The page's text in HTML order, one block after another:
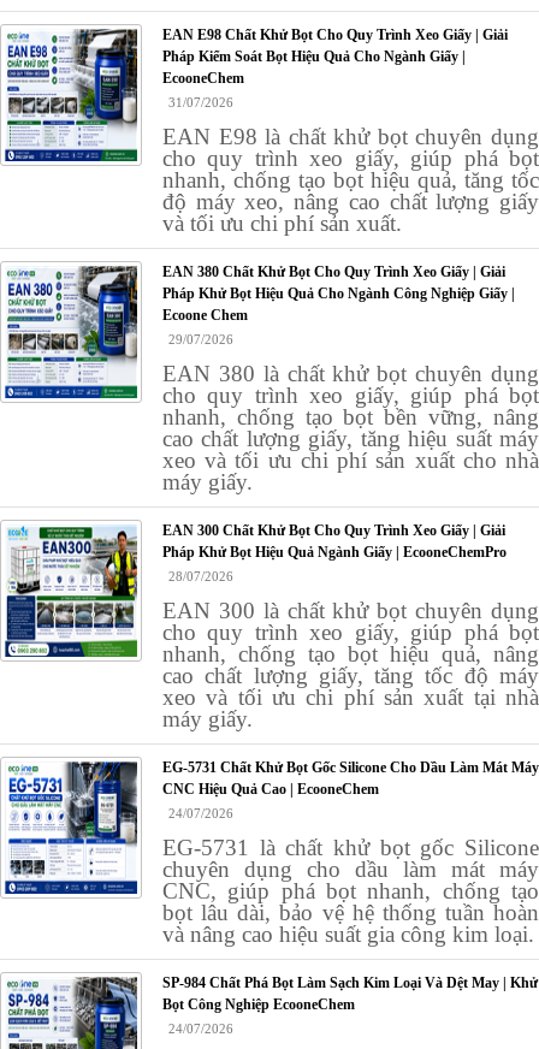
EAN E98 Chất Khử Bọt Cho Quy Trình Xeo Giấy | Giải
Pháp Kiểm Soát Bọt Hiệu Quả Cho Ngành Giấy |
EcooneChem
31/07/2026
EAN E98 là chất khử bọt chuyên dụng
cho quy trình xeo giấy, giúp phá bọt
nhanh, chống tạo bọt hiệu quả, tăng tốc
độ máy xeo, nâng cao chất lượng giấy
và tối ưu chi phí sản xuất.
EAN 380 Chất Khử Bọt Cho Quy Trình Xeo Giấy | Giải
Pháp Khử Bọt Hiệu Quả Cho Ngành Công Nghiệp Giấy |
Ecoone Chem
29/07/2026
EAN 380 là chất khử bọt chuyên dụng
cho quy trình xeo giấy, giúp phá bọt
nhanh, chống tạo bọt bền vững, nâng
cao chất lượng giấy, tăng hiệu suất máy
xeo và tối ưu chi phí sản xuất cho nhà
máy giấy.
EAN 300 Chất Khử Bọt Cho Quy Trình Xeo Giấy | Giải
Pháp Khử Bọt Hiệu Quả Ngành Giấy | EcooneChemPro
28/07/2026
EAN 300 là chất khử bọt chuyên dụng
cho quy trình xeo giấy, giúp phá bọt
nhanh, chống tạo bọt hiệu quả, nâng
cao chất lượng giấy, tăng tốc độ máy
xeo và tối ưu chi phí sản xuất tại nhà
máy giấy.
EG-5731 Chất Khử Bọt Gốc Silicone Cho Dầu Làm Mát Máy
CNC Hiệu Quả Cao | EcooneChem
24/07/2026
EG-5731 là chất khử bọt gốc Silicone
chuyên dụng cho dầu làm mát máy
CNC, giúp phá bọt nhanh, chống tạo
bọt lâu dài, bảo vệ hệ thống tuần hoàn
và nâng cao hiệu suất gia công kim loại.
SP-984 Chất Phá Bọt Làm Sạch Kim Loại Và Dệt May | Khử
Bọt Công Nghiệp EcooneChem
24/07/2026